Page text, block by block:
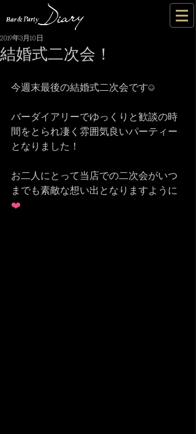
結婚式二次会！
2019年3月10日
今週末最後の結婚式二次会です☺️
バーダイアリーでゆっくりと歓談の時
間をとられ凄く雰囲気良いパーティー
となりました！
お二人にとって当店での二次会がいつ
までも素敵な想い出となりますように
❤️